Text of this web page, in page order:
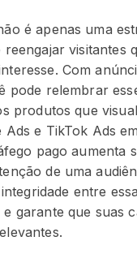
é apenas uma
visitantes
Com
pode relembrar
produtos que
e TikTok Ads
pago aumenta
de uma
entre
e garante que suas